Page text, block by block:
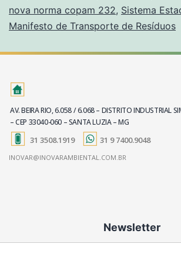
nova norma copam 232, Sistema
Manifesto de Transporte de Resíduos
AV. BEIRA RIO, 6.058 / 6.068 – DISTRITO INDUSTRIAL
– CEP 33040-060 – SANTA LUZIA – MG
31 3508.1919 31 9 7400.9048
INOVAR@INOVARAMBIENTAL.COM.BR
Newsletter